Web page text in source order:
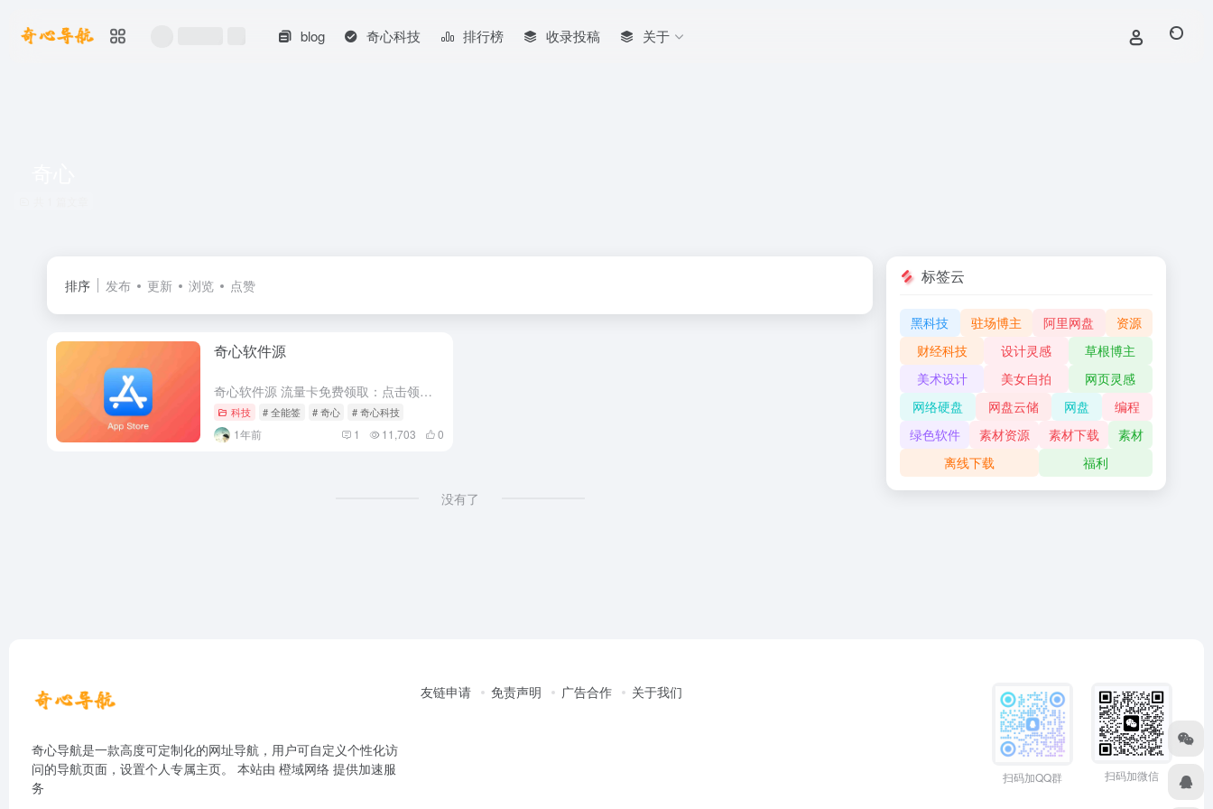
blog 奇心科技 排行榜 收录投稿 关于
排序 发布 更新 浏览 点赞
奇心软件源
奇心软件源 流量卡免费领取：点击领取 软件源：https://app.qxnav.com/appstore 一键添加到轻松签 一键添加到GBox 一键添加到全能签 解锁码可解锁软件源全部软件，解锁仅仅...
科技 # 全能签 # 奇心 # 奇心科技
1年前 1 11,703 0
没有了
标签云
黑科技 驻场博主 阿里网盘
资源
财经科技
设计灵感
草根博主
美术设计
美女自拍
网页灵感
网络硬盘
网盘云储 网盘
编程
绿色软件
素材资源 素材下载
素材
离线下载
福利
奇心导航是一款高度可定制化的网址导航，用户可自定义个性化访
问的导航页面，设置个人专属主页。 本站由 橙域网络 提供加速服
务
友链申请 免责声明 广告合作 关于我们
扫码加QQ群 扫码加微信